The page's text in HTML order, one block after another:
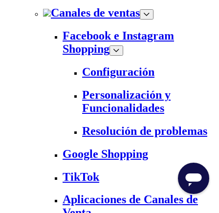
Canales de ventas
Facebook e Instagram
Shopping
Configuración
Personalización y
Funcionalidades
Resolución de problemas
Google Shopping
TikTok
Aplicaciones de Canales de